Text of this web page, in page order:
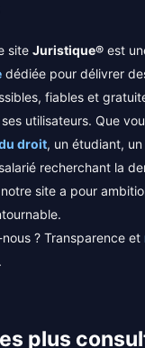
site Juristique® est
dédiée pour délivrer
fiables et
utilisateurs. Que
droit, un étudiant,
recherchant la
site a pour
nous ? Transparence et
.
plus